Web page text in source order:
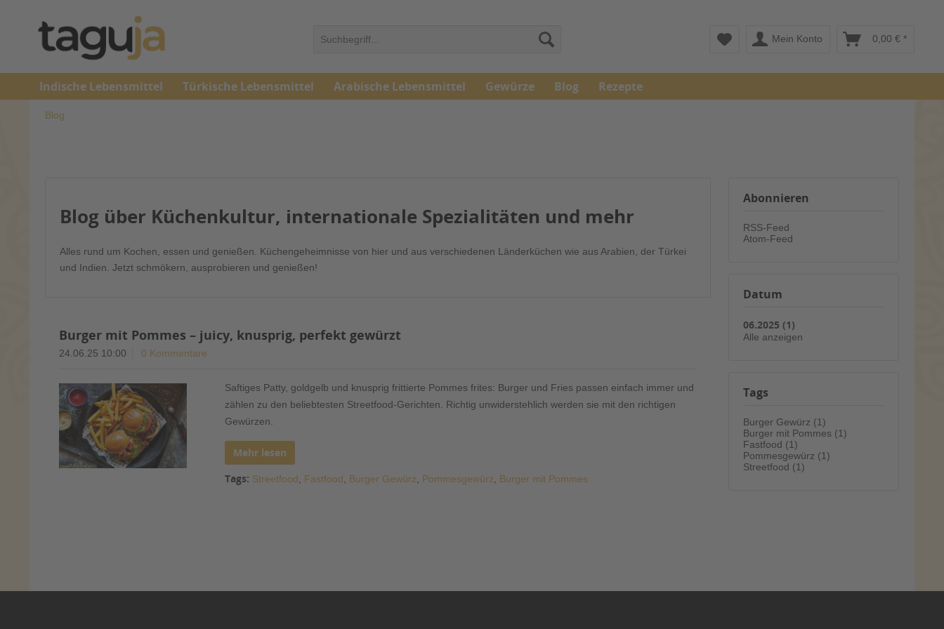
Mein Konto 0,00 € *
Indische Lebensmittel Türkische Lebensmittel Arabische Lebensmittel Gewürze Blog Rezepte
Blog
Abonnieren
RSS-Feed
Atom-Feed
Datum
06.2025 (1)
Alle anzeigen
Tags
Burger Gewürz (1)
Burger mit Pommes (1)
Fastfood (1)
Pommesgewürz (1)
Streetfood (1)
Blog über Küchenkultur, internationale Spezialitäten und mehr
Alles rund um Kochen, essen und genießen. Küchengeheimnisse von hier und aus verschiedenen Länderküchen wie aus Arabien, der Türkei
und Indien. Jetzt schmökern, ausprobieren und genießen!
Burger mit Pommes – juicy, knusprig, perfekt gewürzt
24.06.25 10:00 0 Kommentare
Saftiges Patty, goldgelb und knusprig frittierte Pommes frites: Burger und Fries passen einfach immer und
zählen zu den beliebtesten Streetfood-Gerichten. Richtig unwiderstehlich werden sie mit den richtigen
Gewürzen.
Mehr lesen
Tags: Streetfood Fastfood Burger Gewürz Pommesgewürz Burger mit Pommes